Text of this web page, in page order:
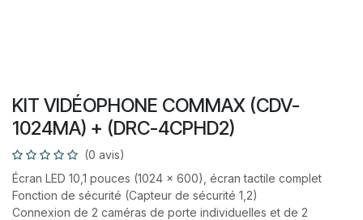
KIT VIDÉOPHONE COMMAX (CDV-
1024MA) + (DRC-4CPHD2)
(0 avis)
Écran LED 10,1 pouces (1024 x 600), écran tactile complet
Fonction de sécurité (Capteur de sécurité 1,2)
Connexion de 2 caméras de porte individuelles et de 2